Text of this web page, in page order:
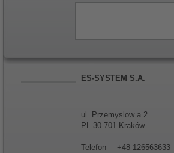
ES-SYSTEM S.A.
ul. Przemyslow a 2
PL 30-701 Kraków
Telefon
+48 126563633